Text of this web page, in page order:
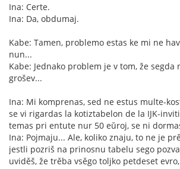
Ina: Certe.
Ina: Da, obdumaj.
Kabe: Tamen, problemo estas ke mi ne
nun...
Kabe: Jednako problem je v tom, že segda
grošev...
Ina: Mi komprenas, sed ne estus multe-
se vi rigardas la kotiztabelon de la IJK-
temas pri entute nur 50 eŭroj, se ni
Ina: Pojmaju... Ale, koliko znaju, to ne je
jestli pozriš na prinosnu tabelu sego
uviděš, že trěba vsěgo toljko petdeset